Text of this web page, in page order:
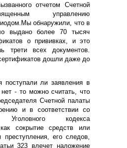
отчетом Счетной
управлению
обнаружили, что в
выдано более 70 тысяч
о прививках, и это
трети всех документов.
дошли даже до
поступали ли заявления в
- то можно считать, что
Счетной палаты
и в соответствии со
кодекса
сокрытие средств или
его следов,
323 влечет наложение